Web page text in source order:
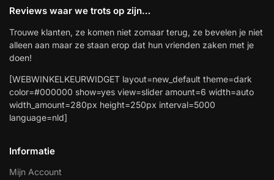
Reviews waar we trots op zijn…
Trouwe klanten, ze komen niet zomaar terug, ze bevelen je niet
alleen aan maar ze staan erop dat hun vrienden zaken met je
doen!
[WEBWINKELKEURWIDGET layout=new_default theme=dark
color=#000000 show=yes view=slider amount=6 width=auto
width_amount=280px height=250px interval=5000
language=nld]
Informatie
Mijn Account